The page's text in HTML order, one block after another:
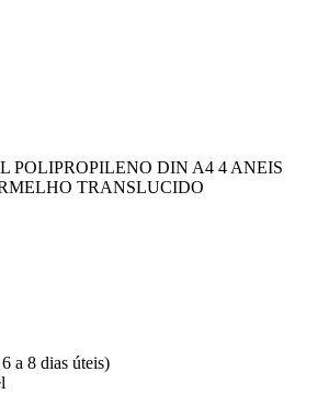
POLIPROPILENO DIN A4 4 ANEIS
TRANSLUCIDO
a 8 dias úteis)